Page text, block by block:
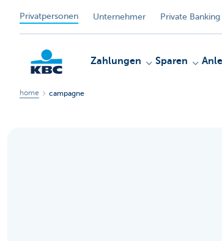
Privatpersonen Unternehmer Private Banking
Zahlungen Sparen
home campagne